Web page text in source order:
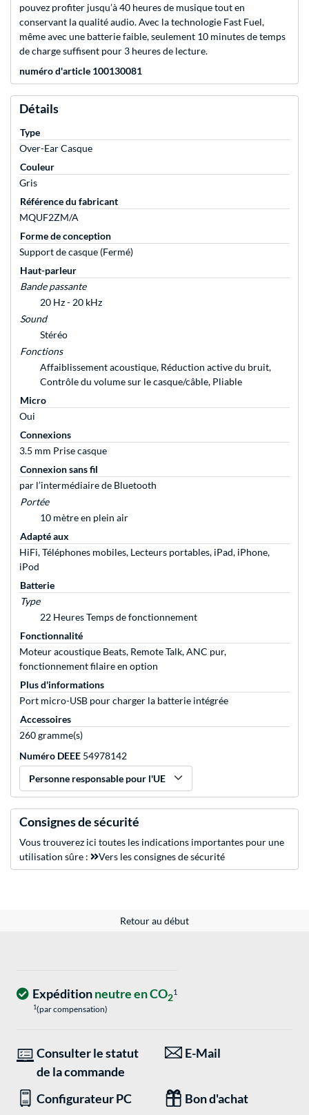
pouvez profiter jusqu’à 40 heures de musique tout en
conservant la qualité audio. Avec la technologie Fast Fuel,
même avec une batterie faible, seulement 10 minutes de temps
de charge suffisent pour 3 heures de lecture.
numéro d'article 100130081
Détails
Type
Over-Ear Casque
Couleur
Gris
Référence du fabricant
MQUF2ZM/A
Forme de conception
Support de casque (Fermé)
Haut-parleur
Bande passante
20 Hz - 20 kHz
Sound
Stéréo
Fonctions
Affaiblissement acoustique, Réduction active du bruit,
Contrôle du volume sur le casque/câble, Pliable
Micro
Oui
Connexions
3.5 mm Prise casque
Connexion sans fil
par l’intermédiaire de Bluetooth
Portée
10 mètre en plein air
Adapté aux
HiFi, Téléphones mobiles, Lecteurs portables, iPad, iPhone,
iPod
Batterie
Type
22 Heures Temps de fonctionnement
Fonctionnalité
Moteur acoustique Beats, Remote Talk, ANC pur,
fonctionnement filaire en option
Plus d'informations
Port micro-USB pour charger la batterie intégrée
Accessoires
260 gramme(s)
Numéro DEEE 54978142
Personne responsable pour l'UE
Consignes de sécurité
Vous trouverez ici toutes les indications importantes pour une
utilisation sûre :
Vers les consignes de sécurité
Retour au début
Expéditionneutre en CO21
1(par compensation)
Consulter le statut
de la commande
E-Mail
Configurateur PC Bon d'achat